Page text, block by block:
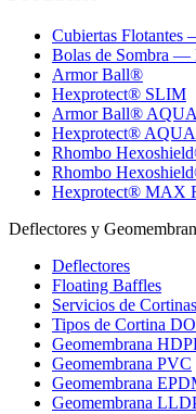
Cubiertas Flotantes
Bolas de Sombra —
Armor Ball®
Hexprotect® SLIM
Armor Ball® AQUA
Hexprotect® AQUA
Rhombo
Rhombo
Hexprotect® MAX
Deflectores y
Deflectores
Floating Baffles
Servicios de Cortinas
Tipos de Cortina
Geomembrana
Geomembrana PVC
Geomembrana
Geomembrana